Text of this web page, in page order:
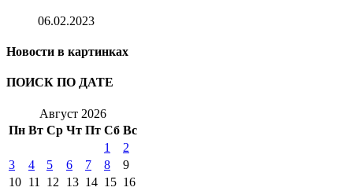
06.02.2023
Новости в картинках
ПОИСК ПО ДАТЕ
Август 2026
Пн Вт Ср Чт Пт Сб Вс
1
2
3
4 5 6 7 8
9
10 11 12 13 14 15 16